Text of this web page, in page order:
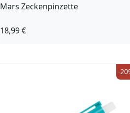
Mars Zeckenpinzette
18,99 €
-